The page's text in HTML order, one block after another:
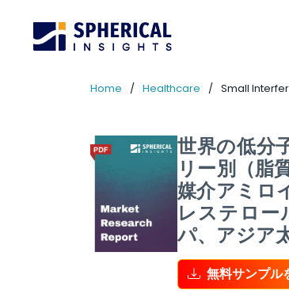
Home Healthcare Small
世界の低分
リー別（脂
媒介アミロ
レステロー
パ、アジア
無料サンプル